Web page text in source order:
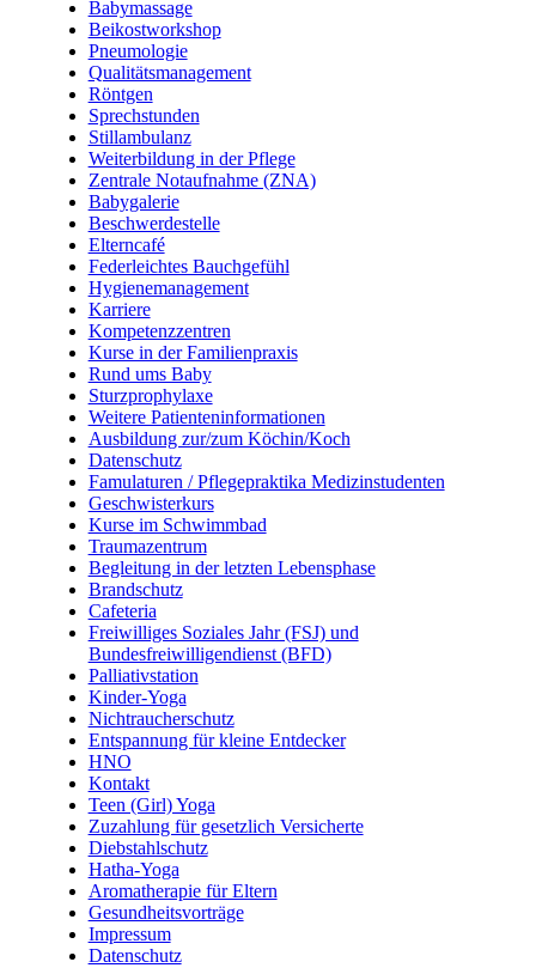
Babymassage
Beikostworkshop
Pneumologie
Qualitätsmanagement
Röntgen
Sprechstunden
Stillambulanz
Weiterbildung in der Pflege
Zentrale Notaufnahme (ZNA)
Babygalerie
Beschwerdestelle
Elterncafé
Federleichtes Bauchgefühl
Hygienemanagement
Karriere
Kompetenzzentren
Kurse in der Familienpraxis
Rund ums Baby
Sturzprophylaxe
Weitere Patienteninformationen
Ausbildung zur/zum Köchin/Koch
Datenschutz
Famulaturen / Pflegepraktika Medizinstudenten
Geschwisterkurs
Kurse im Schwimmbad
Traumazentrum
Begleitung in der letzten Lebensphase
Brandschutz
Cafeteria
Freiwilliges Soziales Jahr (FSJ) und
Bundesfreiwilligendienst (BFD)
Palliativstation
Kinder-Yoga
Nichtraucherschutz
Entspannung für kleine Entdecker
HNO
Kontakt
Teen (Girl) Yoga
Zuzahlung für gesetzlich Versicherte
Diebstahlschutz
Hatha-Yoga
Aromatherapie für Eltern
Gesundheitsvorträge
Impressum
Datenschutz